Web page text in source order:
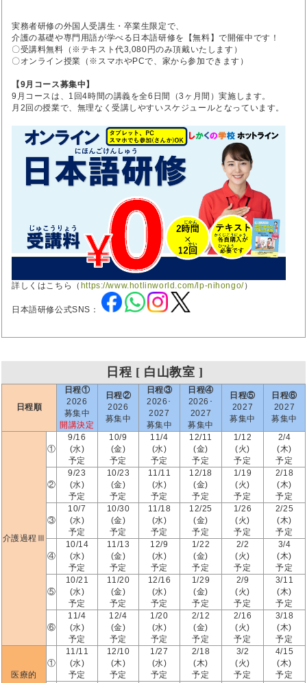
実務者研修の外国人受講生・卒業生限定で、
介護の基礎や専門用語が学べる日本語研修を【無料】で開催中です！
〇受講料無料（※テキスト代3,080円のみ頂戴いたします）
〇オンライン授業（※スマホやPCで、家から参加できます）
【9月コース募集中】
9月コースは、1回4時間の講義を全6日間（3ヶ月間）実施します。
月2回の授業で、無理なく受講しやすいスケジュールとなっています。
詳しくはこちら（ https://www.hotlinworld.com/lp-nihongo/）
日本語研修公式SNS：
日程 [ 白山教室 ]
日程順
日程①
2026
募集中
開講決定
日程②
2026
募集中
日程③
2026･
2027
募集中
日程④
2026･
2027
募集中
日程⑤
2027
募集中
日程⑥
2027
募集中
介護過程Ⅲ
①
9/16
(水)
予定
10/9
(金)
予定
11/4
(水)
予定
12/11
(金)
予定
1/12
(火)
予定
2/4
(木)
予定
②
9/23
(水)
予定
10/23
(金)
予定
11/11
(水)
予定
12/18
(金)
予定
1/19
(火)
予定
2/18
(木)
予定
③
10/7
(水)
予定
10/30
(金)
予定
11/18
(水)
予定
12/25
(金)
予定
1/26
(火)
予定
2/25
(木)
予定
④
10/14
(水)
予定
11/13
(金)
予定
12/9
(水)
予定
1/22
(金)
予定
2/2
(火)
予定
3/4
(木)
予定
⑤
10/21
(水)
予定
11/20
(金)
予定
12/16
(水)
予定
1/29
(金)
予定
2/9
(火)
予定
3/11
(木)
予定
⑥
11/4
(水)
予定
12/4
(金)
予定
1/20
(水)
予定
2/12
(金)
予定
2/16
(火)
予定
3/18
(木)
予定
医療的
①
11/11
(水)
予定
12/10
(木)
予定
1/27
(水)
予定
2/18
(木)
予定
3/2
(火)
予定
4/15
(木)
予定